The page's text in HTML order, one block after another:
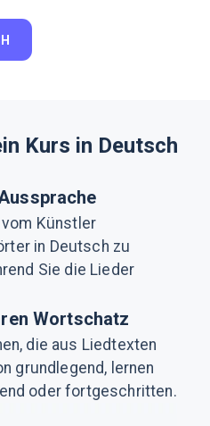
Kurs in Deutsch
Künstler
in Deutsch zu
Sie die Lieder
Wortschatz
die aus Liedtexten
grundlegend, lernen
oder fortgeschritten.